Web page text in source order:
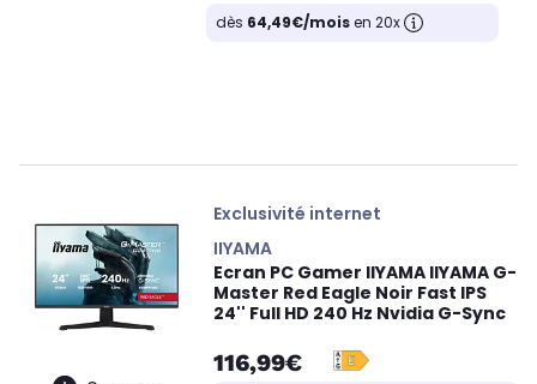
dès 64,49€/moisen 20x
Exclusivité internet
IIYAMA
Ecran PC Gamer IIYAMA IIYAMA G-
Master Red Eagle Noir Fast IPS
24'' Full HD 240 Hz Nvidia G-Sync
116,99€